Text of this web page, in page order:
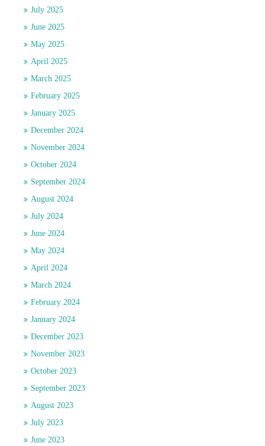
July 2025
June 2025
May 2025
April 2025
March 2025
February 2025
January 2025
December 2024
November 2024
October 2024
September 2024
August 2024
July 2024
June 2024
May 2024
April 2024
March 2024
February 2024
January 2024
December 2023
November 2023
October 2023
September 2023
August 2023
July 2023
June 2023